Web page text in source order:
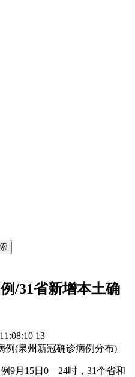
/31省新增本土确
13
例(泉州新冠确诊病例分布)
9月15日0—24时，31个省和